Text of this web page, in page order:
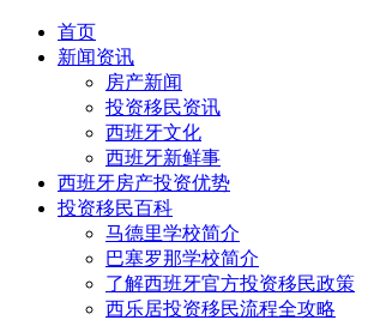
首页
新闻资讯
房产新闻
投资移民资讯
西班牙文化
西班牙新鲜事
西班牙房产投资优势
投资移民百科
马德里学校简介
巴塞罗那学校简介
了解西班牙官方投资移民政策
西乐居投资移民流程全攻略